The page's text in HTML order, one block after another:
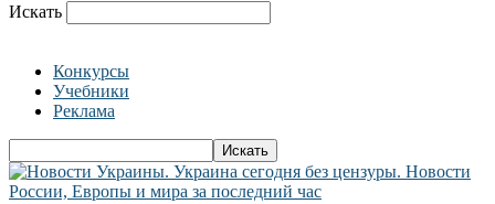
Искать
Конкурсы
Учебники
Реклама